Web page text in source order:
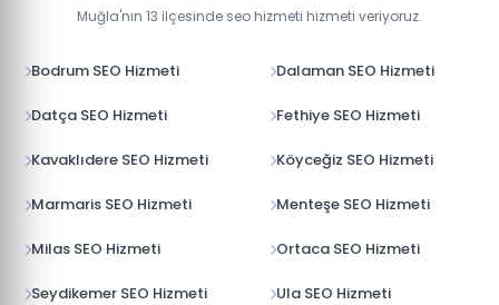
Muğla'nın 13 ilçesinde seo hizmeti hizmeti veriyoruz.
Bodrum SEO Hizmeti Dalaman SEO Hizmeti
Datça SEO Hizmeti Fethiye SEO Hizmeti
Kavaklıdere SEO Hizmeti Köyceğiz SEO Hizmeti
Marmaris SEO Hizmeti Menteşe SEO Hizmeti
Milas SEO Hizmeti Ortaca SEO Hizmeti
Seydikemer SEO Hizmeti Ula SEO Hizmeti